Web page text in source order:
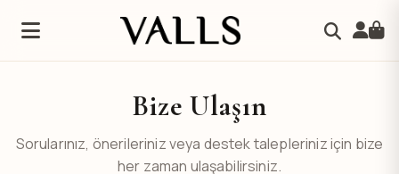
Bize Ulaşın
Sorularınız, önerileriniz veya destek talepleriniz için bize
her zaman ulaşabilirsiniz.